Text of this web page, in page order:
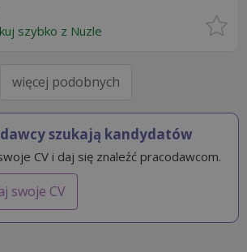
szybko z Nuzle
więcej podobnych
szukają kandydatów
CV i daj się znaleźć pracodawcom.
swoje CV